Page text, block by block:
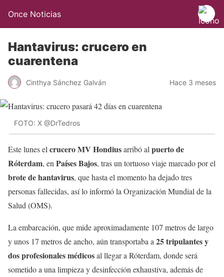
Once Noticias
Hantavirus: crucero en
cuarentena
Cinthya Sánchez Galván Hace 3 meses
FOTO: X @DrTedros
Este lunes el crucero MV Hondiusarribó al puerto de
Róterdam, en Países Bajos, tras un tortuoso viaje marcado por el
brote de hantavirus, que hasta el momento ha dejado tres
personas fallecidas, así lo informó la Organización Mundial de la
Salud (OMS).
La embarcación, que mide aproximadamente 107 metros de largo
y unos 17 metros de ancho, aún transportaba a 25 tripulantes y
dos profesionales médicosal llegar a Róterdam, donde será
sometido a una limpieza y desinfección exhaustiva, además de